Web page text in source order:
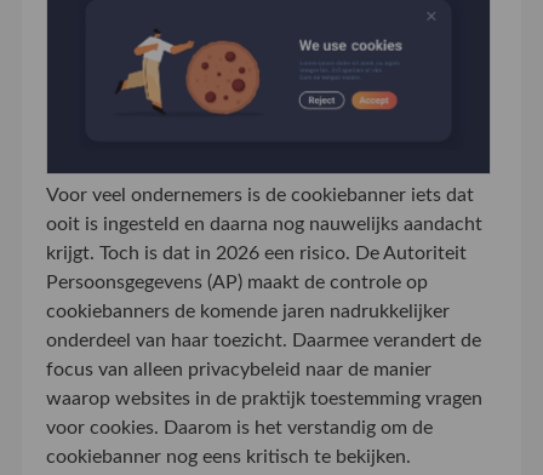
Voor veel ondernemers is de cookiebanner iets dat
ooit is ingesteld en daarna nog nauwelijks aandacht
krijgt. Toch is dat in 2026 een risico. De Autoriteit
Persoonsgegevens (AP) maakt de controle op
cookiebanners de komende jaren nadrukkelijker
onderdeel van haar toezicht. Daarmee verandert de
focus van alleen privacybeleid naar de manier
waarop websites in de praktijk toestemming vragen
voor cookies. Daarom is het verstandig om de
cookiebanner nog eens kritisch te bekijken.